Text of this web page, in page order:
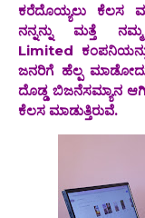
ಕರೆದೊಯ್ಯಲು ಕೆಲಸ
ನನ್ನನ್ನು ಮತ್ತೆ
Limited
ಜನರಿಗೆ ಹೆಲ್ಪ
ದೊಡ್ಡ ಬಿಜನೆಸಮ್ಯಾನ ಆಗಿ
ಕೆಲಸ ಮಾಡುತ್ತಿರುವೆ.